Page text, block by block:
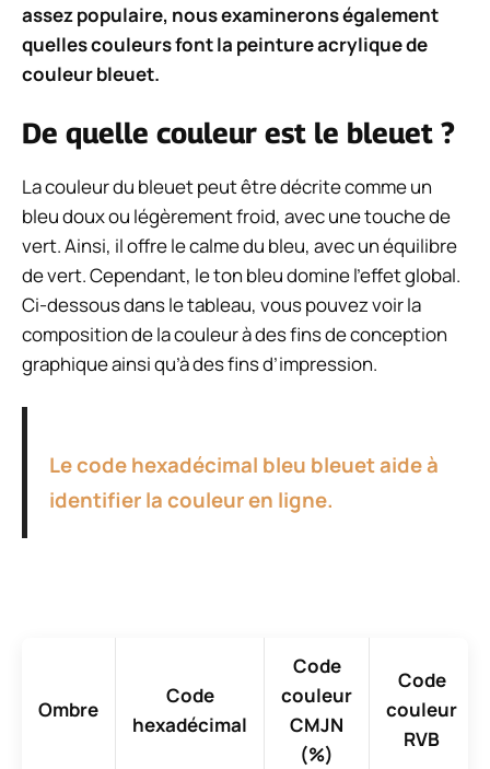
assez populaire, nous examinerons également
quelles couleurs font la peinture acrylique de
couleur bleuet.
De quelle couleur est le bleuet ?
La couleur du bleuet peut être décrite comme un
bleu doux ou légèrement froid, avec une touche de
vert. Ainsi, il offre le calme du bleu, avec un équilibre
de vert. Cependant, le ton bleu domine l’effet global.
Ci-dessous dans le tableau, vous pouvez voir la
composition de la couleur à des fins de conception
graphique ainsi qu’à des fins d’impression.
Le code hexadécimal bleu bleuet aide à
identifier la couleur en ligne.
Ombre
Code
hexadécimal
Code
couleur
CMJN
(%)
Code
couleur
RVB